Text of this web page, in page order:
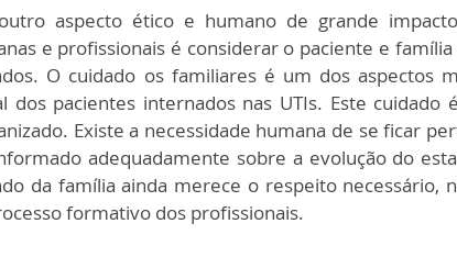
aspecto ético e humano de grande
e profissionais é considerar o paciente e
O cuidado os familiares é um dos aspectos
dos pacientes internados nas UTIs. Este
Existe a necessidade humana de se ficar
adequadamente sobre a evolução do
da família ainda merece o respeito necessário,
formativo dos profissionais.